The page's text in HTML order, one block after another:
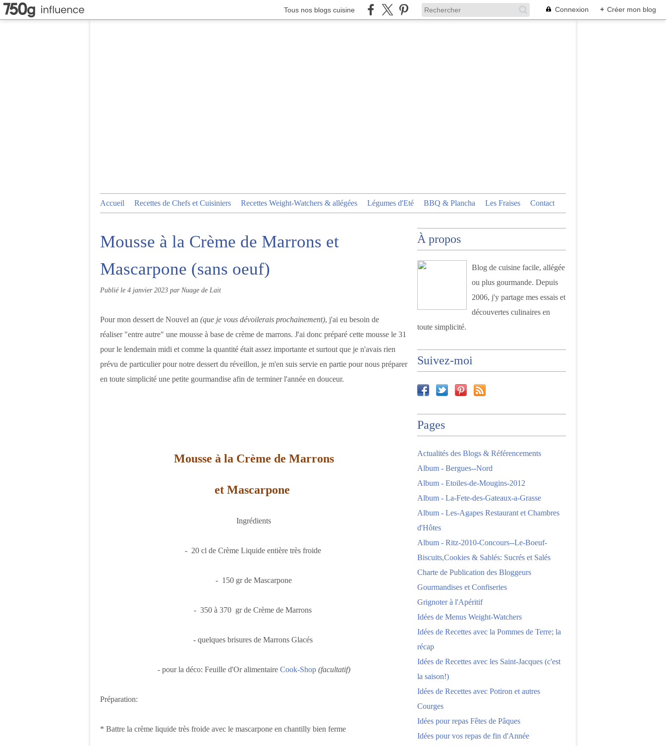
Tous nos blogs cuisine Connexion + Créer mon blog
Accueil Recettes de Chefs et Cuisiniers Recettes Weight-Watchers & allégées Légumes d'Eté BBQ & Plancha Les Fraises Contact
Mousse à la Crème de Marrons et
Mascarpone (sans oeuf)
Publié le 4 janvier 2023 par Nuage de Lait
Pour mon dessert de Nouvel an (que je vous dévoilerais prochainement), j'ai eu besoin de
réaliser "entre autre" une mousse à base de crème de marrons. J'ai donc préparé cette mousse le 31
pour le lendemain midi et comme la quantité était assez importante et surtout que je n'avais rien
prévu de particulier pour notre dessert du réveillon, je m'en suis servie en partie pour nous préparer
en toute simplicité une petite gourmandise afin de terminer l'année en douceur.
Mousse à la Crème de Marrons
et Mascarpone
Ingrédients
- 20 cl de Crème Liquide entière très froide
- 150 gr de Mascarpone
- 350 à 370 gr de Crème de Marrons
- quelques brisures de Marrons Glacés
- pour la déco: Feuille d'Or alimentaire Cook-Shop (facultatif)
Préparation:
* Battre la crème liquide très froide avec le mascarpone en chantilly bien ferme
À propos
Blog de cuisine facile, allégée
ou plus gourmande. Depuis
2006, j'y partage mes essais et
découvertes culinaires en
toute simplicité.
Suivez-moi
Pages
Actualités des Blogs & Référencements
Album - Bergues--Nord
Album - Etoiles-de-Mougins-2012
Album - La-Fete-des-Gateaux-a-Grasse
Album - Les-Agapes Restaurant et Chambres
d'Hôtes
Album - Ritz-2010-Concours--Le-Boeuf-
Biscuits,Cookies & Sablés: Sucrés et Salés
Charte de Publication des Bloggeurs
Gourmandises et Confiseries
Grignoter à l'Apéritif
Idées de Menus Weight-Watchers
Idées de Recettes avec la Pommes de Terre; la
récap
Idées de Recettes avec les Saint-Jacques (c'est
la saison!)
Idées de Recettes avec Potiron et autres
Courges
Idées pour repas Fêtes de Pâques
Idées pour vos repas de fin d'Année